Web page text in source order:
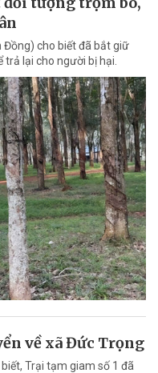
Đồng) cho biết đã bắt giữ
lại cho người bị hại.
về xã Đức Trọng
Trại tạm giam số 1 đã